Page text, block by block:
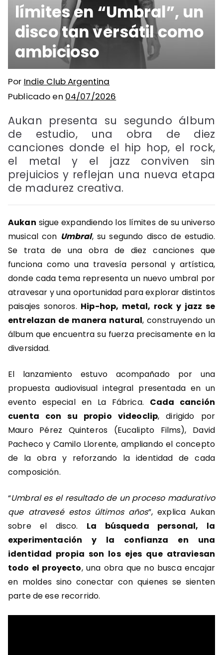
límites en “Umbral”, un
disco tan versátil como
ambicioso
Por Indie Club Argentina
Publicado en 04/07/2026
Aukan presenta su segundo álbum
de estudio, una obra de diez
canciones donde el hip hop, el rock,
el metal y el jazz conviven sin
prejuicios y reflejan una nueva etapa
de madurez creativa.
Aukan sigue expandiendo los límites de su universo
musical con Umbral, su segundo disco de estudio.
Se trata de una obra de diez canciones que
funciona como una travesía personal y artística,
donde cada tema representa un nuevo umbral por
atravesar y una oportunidad para explorar distintos
paisajes sonoros. Hip-hop, metal, rock y jazz se
entrelazan de manera natural, construyendo un
álbum que encuentra su fuerza precisamente en la
diversidad.
El lanzamiento estuvo acompañado por una
propuesta audiovisual integral presentada en un
evento especial en La Fábrica. Cada canción
cuenta con su propio videoclip, dirigido por
Mauro Pérez Quinteros (Eucalipto Films), David
Pacheco y Camilo Llorente, ampliando el concepto
de la obra y reforzando la identidad de cada
composición.
“Umbral es el resultado de un proceso madurativo
que atravesé estos últimos años”, explica Aukan
sobre el disco. La búsqueda personal, la
experimentación y la confianza en una
identidad propia son los ejes que atraviesan
todo el proyecto, una obra que no busca encajar
en moldes sino conectar con quienes se sienten
parte de ese recorrido.